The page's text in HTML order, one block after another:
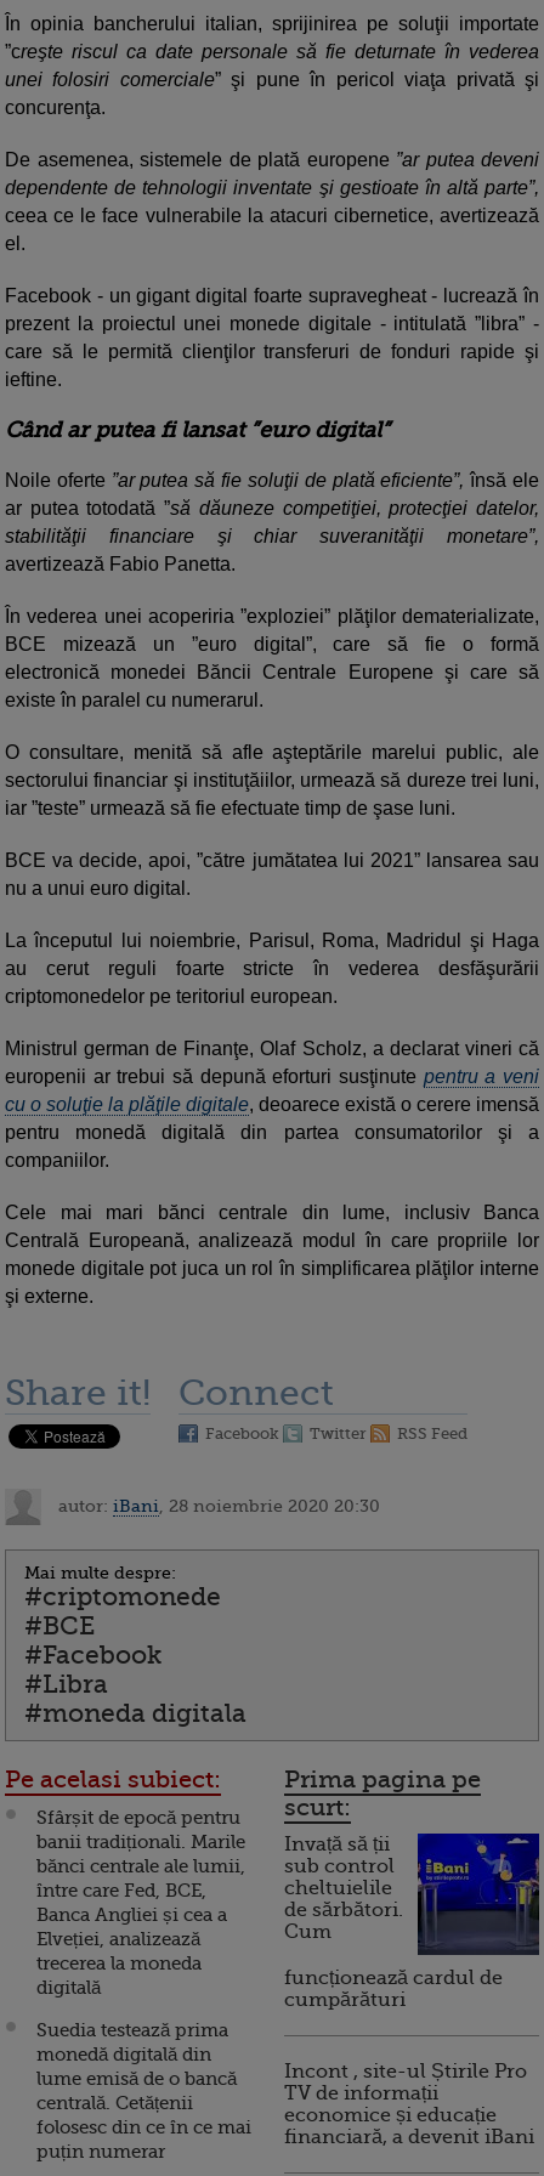
În opinia bancherului italian, sprijinirea pe soluţii importate
”creşte riscul ca date personale să fie deturnate în vederea
unei folosiri comerciale” şi pune în pericol viaţa privată şi
concurenţa.
De asemenea, sistemele de plată europene ”ar putea deveni
dependente de tehnologii inventate şi gestioate în altă parte”,
ceea ce le face vulnerabile la atacuri cibernetice, avertizează
el.
Facebook - un gigant digital foarte supravegheat - lucrează în
prezent la proiectul unei monede digitale - intitulată ”libra” -
care să le permită clienţilor transferuri de fonduri rapide şi
ieftine.
Când ar putea fi lansat ”euro digital”
Noile oferte ”ar putea să fie soluţii de plată eficiente”, însă ele
ar putea totodată ”să dăuneze competiţiei, protecţiei datelor,
stabilităţii financiare şi chiar suveranităţii monetare”,
avertizează Fabio Panetta.
În vederea unei acoperiria ”exploziei” plăţilor dematerializate,
BCE mizează un ”euro digital”, care să fie o formă
electronică monedei Băncii Centrale Europene şi care să
existe în paralel cu numerarul.
O consultare, menită să afle aşteptările marelui public, ale
sectorului financiar şi instituţăiilor, urmează să dureze trei luni,
iar ”teste” urmează să fie efectuate timp de şase luni.
BCE va decide, apoi, ”către jumătatea lui 2021” lansarea sau
nu a unui euro digital.
La începutul lui noiembrie, Parisul, Roma, Madridul şi Haga
au cerut reguli foarte stricte în vederea desfăşurării
criptomonedelor pe teritoriul european.
Ministrul german de Finanţe, Olaf Scholz, a declarat vineri că
europenii ar trebui să depună eforturi susţinute pentru a veni
cu o soluţie la plăţile digitale, deoarece există o cerere imensă
pentru monedă digitală din partea consumatorilor şi a
companiilor.
Cele mai mari bănci centrale din lume, inclusiv Banca
Centrală Europeană, analizează modul în care propriile lor
monede digitale pot juca un rol în simplificarea plăţilor interne
şi externe.
Share it! Connect
Facebook Twitter RSS Feed
autor: iBani , 28 noiembrie 2020 20:30
Mai multe despre:
#criptomonede
#BCE
#Facebook
#Libra
#moneda digitala
Pe acelasi subiect:
Sfârșit de epocă pentru
banii tradiționali. Marile
bănci centrale ale lumii,
între care Fed, BCE,
Banca Angliei și cea a
Elveției, analizează
trecerea la moneda
digitală
Suedia testează prima
monedă digitală din
lume emisă de o bancă
centrală. Cetățenii
folosesc din ce în ce mai
puțin numerar
Prima pagina pe
scurt:
Invață să ții
sub control
cheltuielile
de sărbători.
Cum
funcționează cardul de
cumpărături
Incont , site-ul Știrile Pro
TV de informații
economice și educație
financiară, a devenit iBani